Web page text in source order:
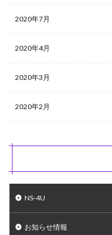
2020年7月
2020年4月
2020年3月
2020年2月
NS-4U
お知らせ情報